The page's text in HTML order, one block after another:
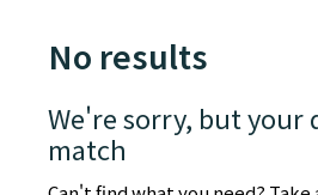
No results
We're sorry, but your
match